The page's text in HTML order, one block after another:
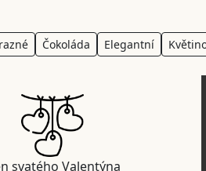
Čokoláda Elegantní
svatého Valentýna